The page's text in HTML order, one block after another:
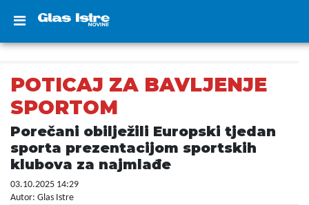
POTICAJ ZA BAVLJENJE
SPORTOM
Porečani obilježili Europski tjedan
sporta prezentacijom sportskih
klubova za najmlađe
03.10.2025 14:29
Autor: Glas Istre